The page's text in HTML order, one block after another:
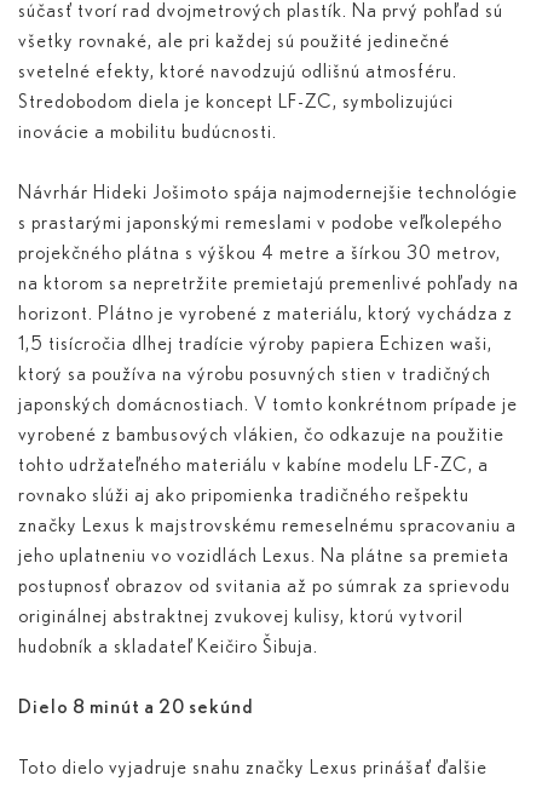
súčasť tvorí rad dvojmetrových plastík. Na prvý pohľad sú
všetky rovnaké, ale pri každej sú použité jedinečné
svetelné efekty, ktoré navodzujú odlišnú atmosféru.
Stredobodom diela je koncept LF-ZC, symbolizujúci
inovácie a mobilitu budúcnosti.
Návrhár Hideki Jošimoto spája najmodernejšie technológie
s prastarými japonskými remeslami v podobe veľkolepého
projekčného plátna s výškou 4 metre a šírkou 30 metrov,
na ktorom sa nepretržite premietajú premenlivé pohľady na
horizont. Plátno je vyrobené z materiálu, ktorý vychádza z
1,5 tisícročia dlhej tradície výroby papiera Echizen waši,
ktorý sa používa na výrobu posuvných stien v tradičných
japonských domácnostiach. V tomto konkrétnom prípade je
vyrobené z bambusových vlákien, čo odkazuje na použitie
tohto udržateľného materiálu v kabíne modelu LF-ZC, a
rovnako slúži aj ako pripomienka tradičného rešpektu
značky Lexus k majstrovskému remeselnému spracovaniu a
jeho uplatneniu vo vozidlách Lexus. Na plátne sa premieta
postupnosť obrazov od svitania až po súmrak za sprievodu
originálnej abstraktnej zvukovej kulisy, ktorú vytvoril
hudobník a skladateľ Keičiro Šibuja.
Dielo 8 minút a 20 sekúnd
Toto dielo vyjadruje snahu značky Lexus prinášať ďalšie